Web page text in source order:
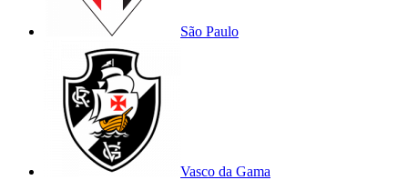
São Paulo
Vasco da Gama